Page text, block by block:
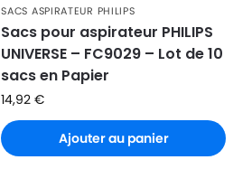
SACS ASPIRATEUR PHILIPS
Sacs pour aspirateur PHILIPS
UNIVERSE – FC9029 – Lot de 10
sacs en Papier
14,92€
Ajouter au panier